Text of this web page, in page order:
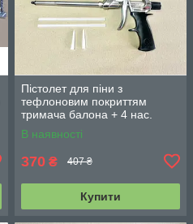
Пістолет для піни з
тефлоновим покриттям
тримача балона + 4 нас.
INTERTOOL PT-0604
В наявності
370 ₴ 407 ₴
Купити